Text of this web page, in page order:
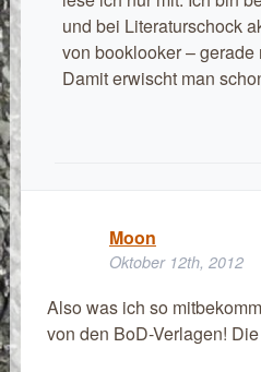
und bei Literaturschock
von booklooker –
Damit erwischt man
Moon
Oktober 12th, 2012
Also was ich so
von den BoD-Verlagen!